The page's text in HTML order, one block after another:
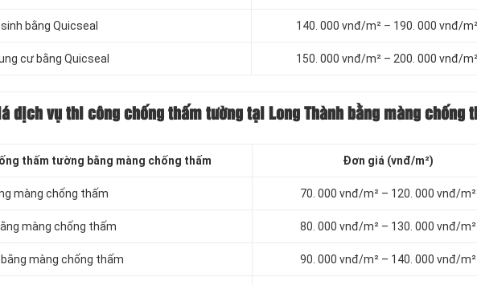
bằng Quicseal 140. 000 vnđ/m² – 190. 000 vnđ/
cư bằng Quicseal 150. 000 vnđ/m² – 200. 000 vnđ/
dịch vụ thi công chống thấm tường tại Long Thành bằng màng chống
thấm tường bằng màng chống thấm Đơn giá (vnđ/m²)
màng chống thấm 70. 000 vnđ/m² – 120. 000 vnđ/m²
màng chống thấm 80. 000 vnđ/m² – 130. 000 vnđ/m²
màng chống thấm 90. 000 vnđ/m² – 140. 000 vnđ/m²